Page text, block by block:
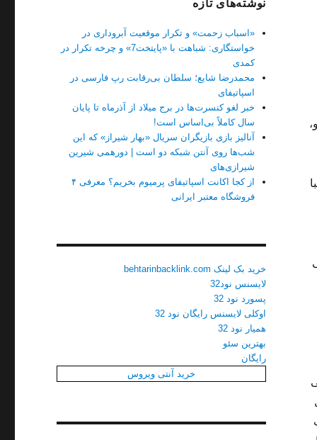
نوشته‌های تازه
«اسباب زحمت» و تکرار موقعیت آبروداری در
خواستگاری: شباهت با «پایتخت7» و چرخه تکرار در
کمدی
محمدرضا شایع؛ سلطان بی‌رقابت رپ فارسی در
اسپاتیفای
خبر لغو کنسرت‌ها در برج میلاد از آذرماه تا پایان
سال کاملاً بی‌اساس است!
آنالیز بازی بازیگران سریال «بهار شیراز» که این
شب‌ها روی آنتن شبکه دو است | دورهمی شیرین
شیرازی‌های
از کجا اکانت اسپاتیفای پرمیوم بخریم؟ معرفی ۴
فروشگاه معتبر ایرانی
خرید بک لینک behtarinbacklink.com
لایسنس نود32
پسورد نود 32
اوکلی لایسنس رایگان نود 32
همیار نود 32
بهترین سئو
رایگان
خرید آنتی ویروس